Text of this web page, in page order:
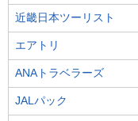
近畿日本ツーリスト
エアトリ
ANAトラベラーズ
JALパック